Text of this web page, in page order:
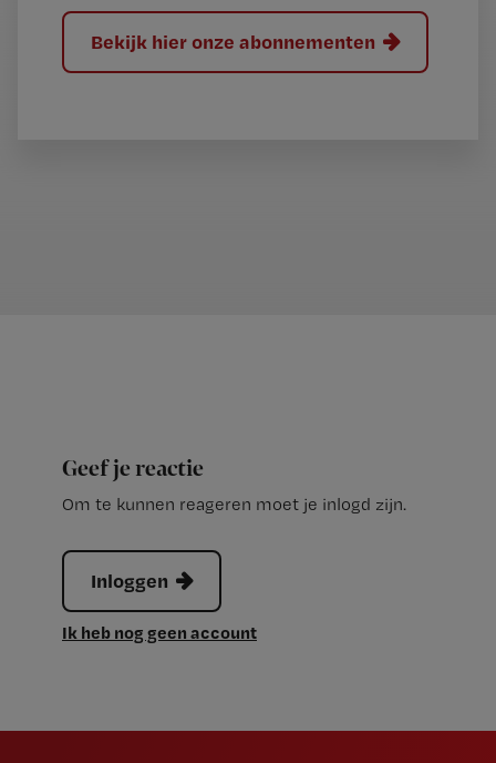
Bekijk hier onze abonnementen
Geef je reactie
Om te kunnen reageren moet je inlogd zijn.
Inloggen
Ik heb nog geen account